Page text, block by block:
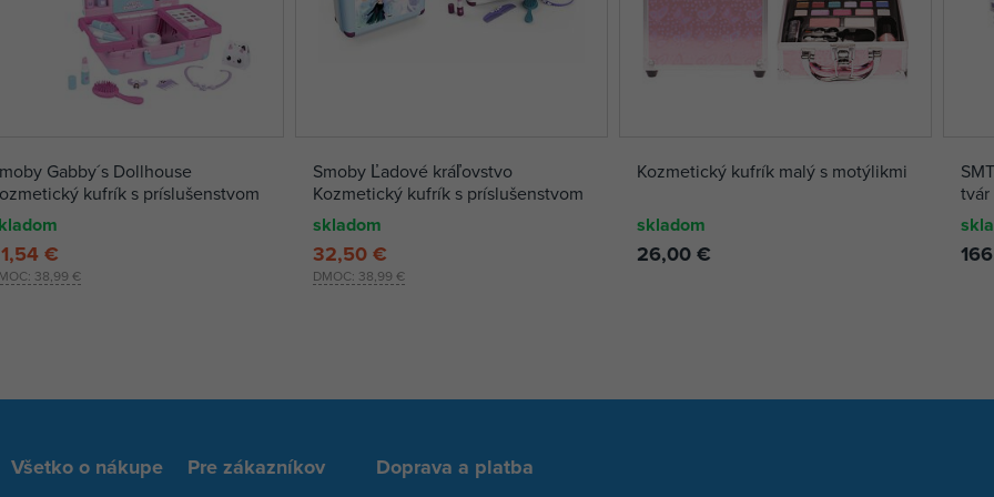
Gabby´s Dollhouse
kufrík s príslušenstvom
38,99 €
€
Smoby Ľadové kráľovstvo
Kozmetický kufrík s príslušenstvom
skladom
DMOC: 38,99 €
32,50 €
Kozmetický kufrík malý s motýlikmi
skladom
26,00 €
tvár
Všetko o nákupe Pre zákazníkov Doprava a platba